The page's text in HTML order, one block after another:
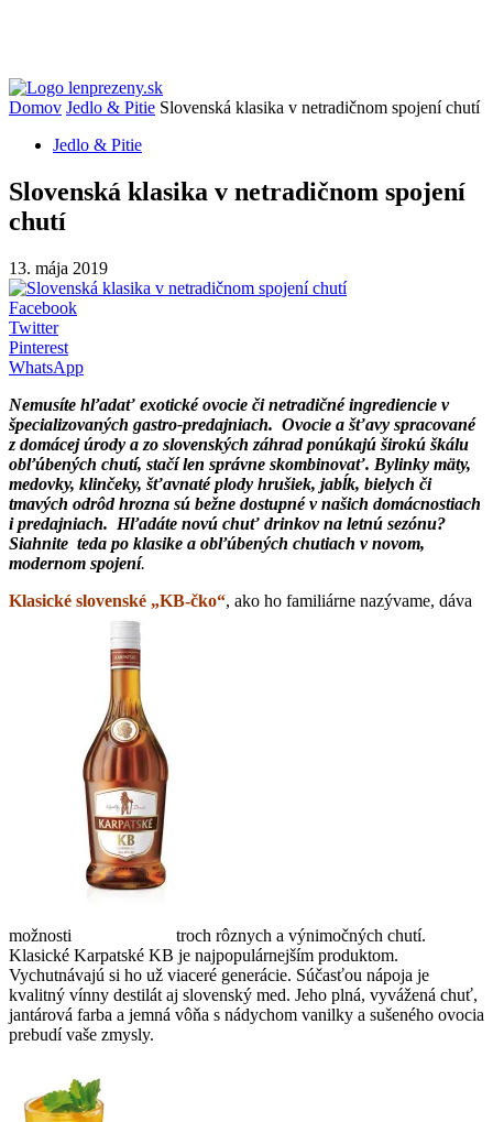
Domov Jedlo & Pitie Slovenská klasika v netradičnom spojení chutí
Jedlo & Pitie
Slovenská klasika v netradičnom spojení
chutí
13. mája 2019
Facebook
Twitter
Pinterest
WhatsApp
Nemusíte hľadať exotické ovocie či netradičné ingrediencie v
špecializovaných gastro-predajniach. Ovocie a šťavy spracované
z domácej úrody a zo slovenských záhrad ponúkajú širokú škálu
obľúbených chutí, stačí len správne skombinovať. Bylinky mäty,
medovky, klinčeky, šťavnaté plody hrušiek, jabĺk, bielych či
tmavých odrôd hrozna sú bežne dostupné v našich domácnostiach
i predajniach. Hľadáte novú chuť drinkov na letnú sezónu?
Siahnite teda po klasike a obľúbených chutiach v novom,
modernom spojení.
Klasické slovenské „KB-čko“, ako ho familiárne nazývame, dáva
možnosti
troch rôznych a výnimočných chutí.
Klasické Karpatské KB je najpopulárnejším produktom.
Vychutnávajú si ho už viaceré generácie. Súčasťou nápoja je
kvalitný vínny destilát aj slovenský med. Jeho plná, vyvážená chuť,
jantárová farba a jemná vôňa s nádychom vanilky a sušeného ovocia
prebudí vaše zmysly.